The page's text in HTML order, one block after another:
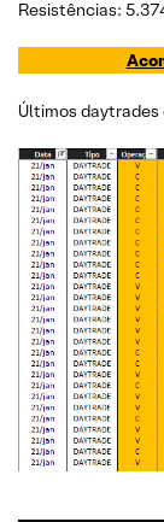
Resistências:
Últimos